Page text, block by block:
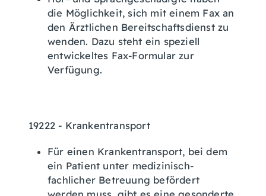
die Möglichkeit, sich mit einem Fax an
den Ärztlichen Bereitschaftsdienst zu
wenden. Dazu steht ein speziell
entwickeltes Fax-Formular zur
Verfügung.
19222 - Krankentransport
Für einen Krankentransport, bei dem
ein Patient unter medizinisch-
fachlicher Betreuung befördert